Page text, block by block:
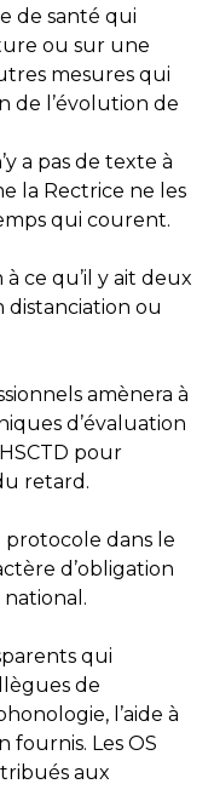
de santé qui
ou sur une
mesures qui
de l’évolution de
a pas de texte à
la Rectrice ne les
qui courent.
ce qu’il y ait deux
distanciation ou
amènera à
d’évaluation
pour
retard.
protocole dans le
d’obligation
qui
de
l’aide à
fournis. Les OS
aux